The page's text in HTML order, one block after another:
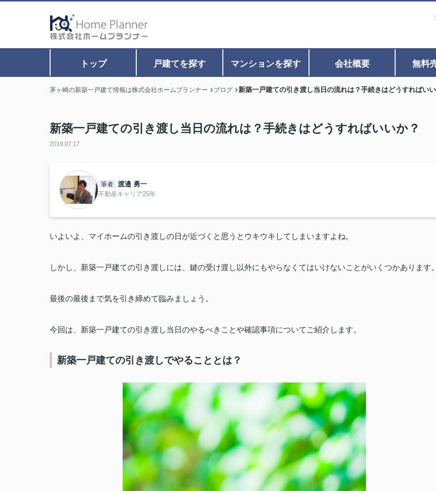
トップ 戸建てを探す マンションを探す 会社概要 無料
茅ヶ崎の新築一戸建て情報は株式会社ホームプランナー ブログ 新築一戸建ての引き渡し当日の流れは？手続きはどうすればい
新築一戸建ての引き渡し当日の流れは？手続きはどうすればいいか？
2019.07.17
筆者 渡邉 勇一
不動産キャリア25年
いよいよ、マイホームの引き渡しの日が近づくと思うとウキウキしてしまいますよね。
しかし、新築一戸建ての引き渡しには、鍵の受け渡し以外にもやらなくてはいけないことがいくつかあります
最後の最後まで気を引き締めて臨みましょう。
今回は、新築一戸建ての引き渡し当日のやるべきことや確認事項についてご紹介します。
新築一戸建ての引き渡しでやることとは？